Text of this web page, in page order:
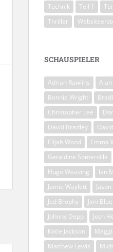
Technik
Teil 1
Thriller
SCHAUSPIELER
Adrian Rawlins
Bonnie Wright
Christopher Lee
David Bradley
Elijah Wood
Emma
Geraldine Somerville
Hugo Weaving
Ian
Jamie Waylett
Jed Brophy
Jimi
Johnny Depp
Josh
Katie Jackson
Matthew Lewis